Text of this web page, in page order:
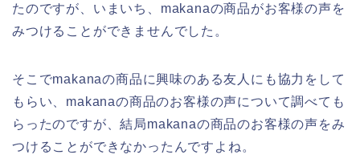
たのですが、いまいち、makanaの商品がお客様の声を
みつけることができませんでした。
そこでmakanaの商品に興味のある友人にも協力をして
もらい、makanaの商品のお客様の声について調べても
らったのですが、結局makanaの商品のお客様の声をみ
つけることができなかったんですよね。